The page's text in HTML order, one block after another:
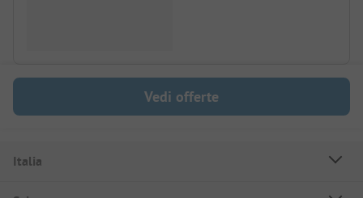
Vedi offerte
Italia